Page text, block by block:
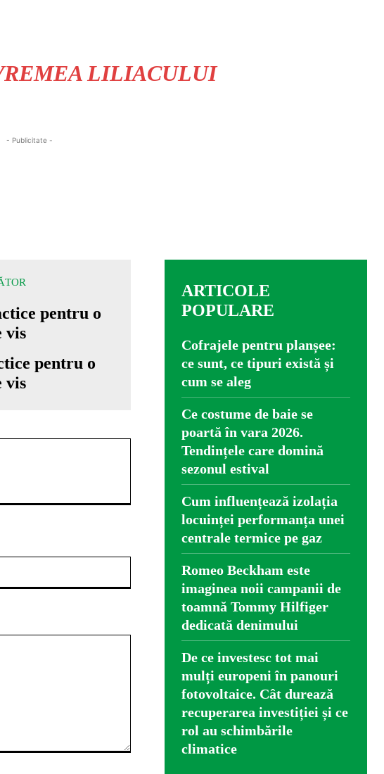
LILIACULUI
- Publicitate -
pentru o
vis
ARTICOLE
POPULARE
Cofrajele pentru planșee:
ce sunt, ce tipuri există și
cum se aleg
Ce costume de baie se
poartă în vara 2026.
Tendințele care domină
sezonul estival
Cum influențează izolația
locuinței performanța unei
centrale termice pe gaz
Romeo Beckham este
imaginea noii campanii de
toamnă Tommy Hilfiger
dedicată denimului
De ce investesc tot mai
mulți europeni în panouri
fotovoltaice. Cât durează
recuperarea investiției și ce
rol au schimbările
climatice